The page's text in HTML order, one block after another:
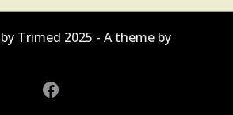
Trimed 2025 - A theme by